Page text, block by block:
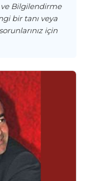
ve Bilgilendirme
bir tanı veya
için